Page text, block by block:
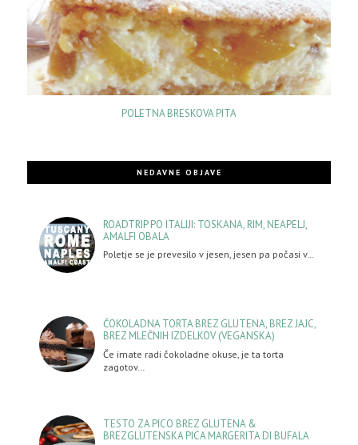
POLETNA BRESKOVA PITA
NEDAVNE OBJAVE
ROADTRIP PO ITALIJI: TOSKANA, RIM, NEAPELJ,
AMALFI OBALA
Poletje se je prevesilo v jesen, jesen pa počasi v…
ČOKOLADNA TORTA BREZ GLUTENA, BREZ JAJC,
BREZ MLEČNIH IZDELKOV (VEGANSKA)
Če imate radi čokoladne okuse, je ta torta
zagotov…
TESTO ZA PICO BREZ GLUTENA &
BREZGLUTENSKA PICA MARGERITA DI BUFALA